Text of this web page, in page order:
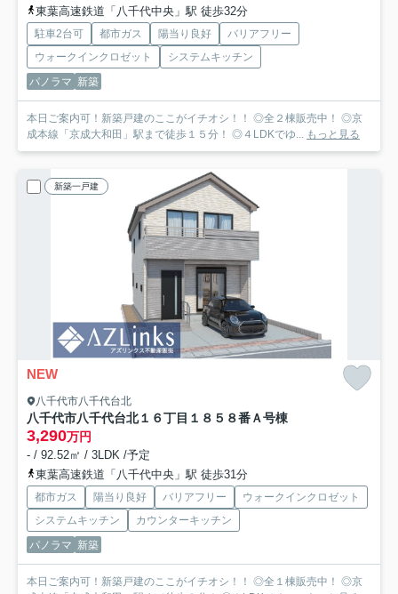
東葉高速鉄道「八千代中央」駅 徒歩32分
駐車2台可 都市ガス 陽当り良好
バリアフリー
ウォークインクロゼット
システムキッチン
パノラマ 新築
本日ご案内可！新築戸建のここがイチオシ！！ ◎全２棟販売中！ ◎京
成本線「京成大和田」駅まで徒歩１５分！ ◎４LDKでゆ... もっと見る
新築一戸建
NEW
八千代市八千代台北
八千代市八千代台北１６丁目１８５８番Ａ号棟
3,290万円
- / 92.52㎡ / 3LDK /予定
東葉高速鉄道「八千代中央」駅 徒歩31分
都市ガス 陽当り良好 バリアフリー
ウォークインクロゼット
システムキッチン
カウンターキッチン
パノラマ 新築
本日ご案内可！新築戸建のここがイチオシ！！ ◎全１棟販売中！ ◎京